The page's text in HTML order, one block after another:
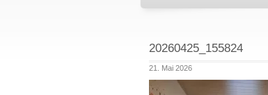
20260425_155824
21. Mai 2026